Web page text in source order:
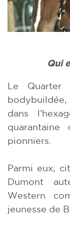
Qui
Le Quarter
dans
quarantaine
pionniers.
Parmi eux,
Dumont
Western
jeunesse de